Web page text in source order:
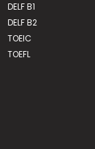
DELF B1
DELF B2
TOEIC
TOEFL